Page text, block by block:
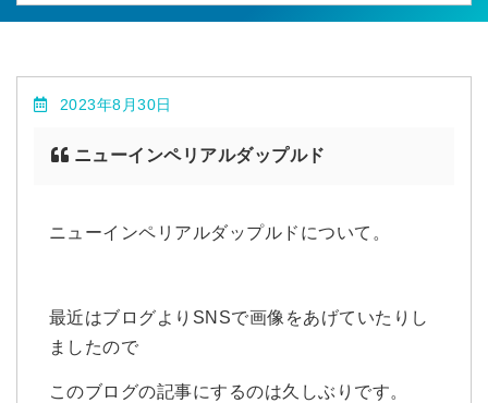
2023年8月30日
ニューインペリアルダップルド
ニューインペリアルダップルドについて。
最近はブログよりSNSで画像をあげていたりし
ましたので
このブログの記事にするのは久しぶりです。